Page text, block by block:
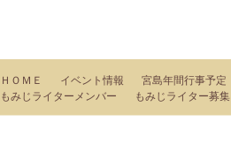
ＨＯＭＥ イベント情報 宮島年間行事予定
もみじライターメンバー
もみじライター募集